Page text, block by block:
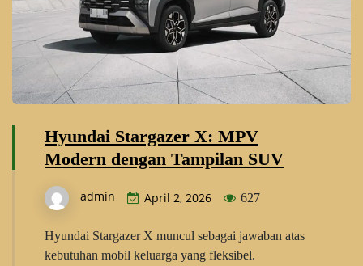
Hyundai Stargazer X: MPV
Modern dengan Tampilan SUV
admin April 2, 2026 627
Hyundai Stargazer X muncul sebagai jawaban atas
kebutuhan mobil keluarga yang fleksibel.